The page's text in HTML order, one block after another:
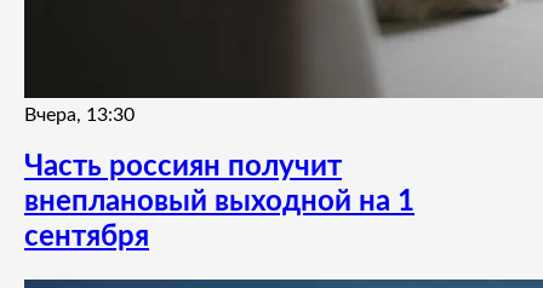
Вчера, 13:30
Часть россиян получит
внеплановый выходной на 1
сентября